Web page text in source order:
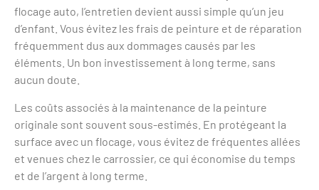
flocage auto, l’entretien devient aussi simple qu’un jeu
d’enfant. Vous évitez les frais de peinture et de réparation
fréquemment dus aux dommages causés par les
éléments. Un bon investissement à long terme, sans
aucun doute.
Les coûts associés à la maintenance de la peinture
originale sont souvent sous-estimés. En protégeant la
surface avec un flocage, vous évitez de fréquentes allées
et venues chez le carrossier, ce qui économise du temps
et de l’argent à long terme.